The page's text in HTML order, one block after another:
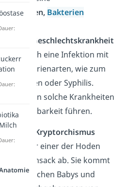
mitPilzen, Bakterien
Viele
Geschlechtskrankheit
durch eine Infektion mit
Bakterienarten, wie zum
oder Syphilis.
können solche Krankheiten
Unfruchtbarkeit führen.
Kryptorchismus
beide oder einer der Hoden
Hodensack ab. Sie kommt
männlichen Babys und